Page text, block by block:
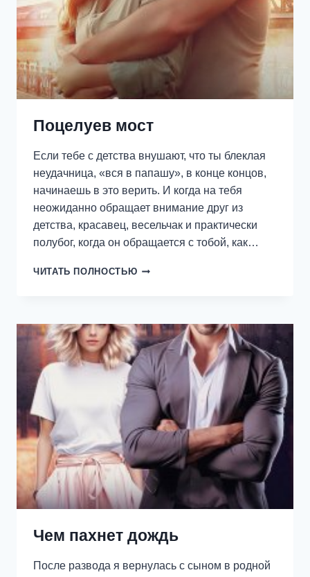
Поцелуев мост
Если тебе с детства внушают, что ты блеклая
неудачница, «вся в папашу», в конце концов,
начинаешь в это верить. И когда на тебя
неожиданно обращает внимание друг из
детства, красавец, весельчак и практически
полубог, когда он обращается с тобой, как…
ЧИТАТЬ ПОЛНОСТЬЮ ПОЦЕЛУЕВ
Чем пахнет дождь
После развода я вернулась с сыном в родной